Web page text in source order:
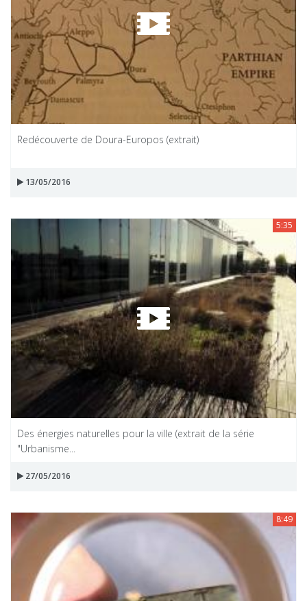
Redécouverte de Doura-Europos (extrait)
13/05/2016
5:35
Des énergies naturelles pour la ville (extrait de la série
"Urbanisme...
27/05/2016
8:49